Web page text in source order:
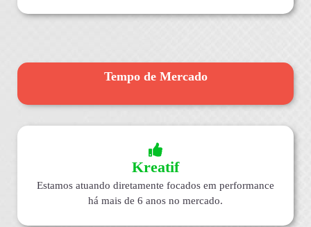
Tempo de Mercado
Kreatif
Estamos atuando diretamente focados em performance
há mais de 6 anos no mercado.